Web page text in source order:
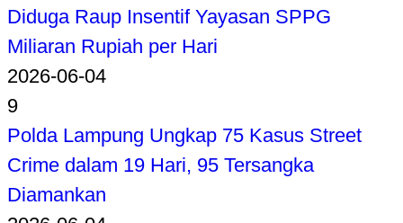
Diduga Raup Insentif Yayasan SPPG
Miliaran Rupiah per Hari
2026-06-04
9
Polda Lampung Ungkap 75 Kasus Street
Crime dalam 19 Hari, 95 Tersangka
Diamankan